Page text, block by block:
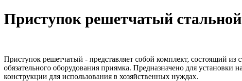
Приступок решетчатый стальной
Приступок решетчатый - представляет собой комплект, состоящий
обязательного оборудования приямка. Предназначено для
конструкции для использования в хозяйственных нуждах.